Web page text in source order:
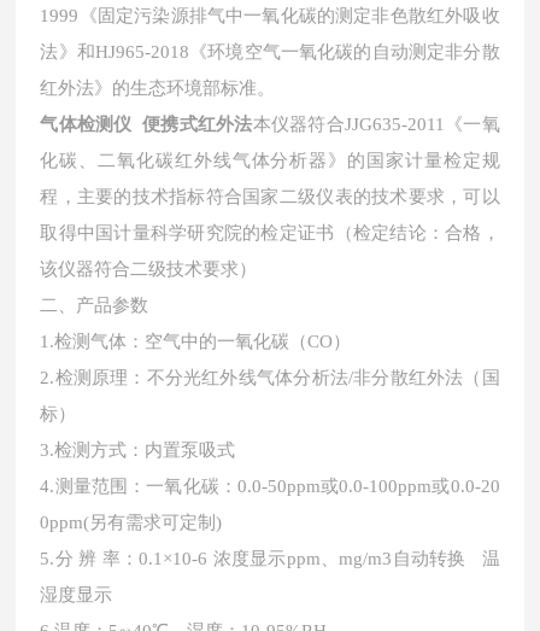
1999《固定污染源排气中一氧化碳的测定非色散红外吸收
法》和HJ965-2018《环境空气一氧化碳的自动测定非分散
红外法》的生态环境部标准。
气体检测仪 便携式红外法本仪器符合JJG635-2011《一氧
化碳、二氧化碳红外线气体分析器》的国家计量检定规
程，主要的技术指标符合国家二级仪表的技术要求，可以
取得中国计量科学研究院的检定证书（检定结论：合格，
该仪器符合二级技术要求）
二、 产品参数
1.检测气体：空气中的一氧化碳（CO）
2.检测原理：不分光红外线气体分析法/非分散红外法（国
标）
3.检测方式：内置泵吸式
4.测量范围：一氧化碳：0.0-50ppm或0.0-100ppm或0.0-20
0ppm(另有需求可定制)
5.分 辨 率：0.1×10-6 浓度显示ppm、mg/m3自动转换 温
湿度显示